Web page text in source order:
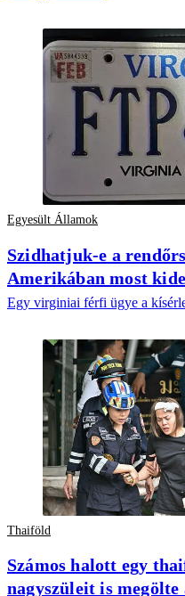
Egyesült Államok
Szidhatjuk-e a
Amerikában most
Egy virginiai férfi ügye a
Thaiföld
Számos halott egy
nagyszüleit is